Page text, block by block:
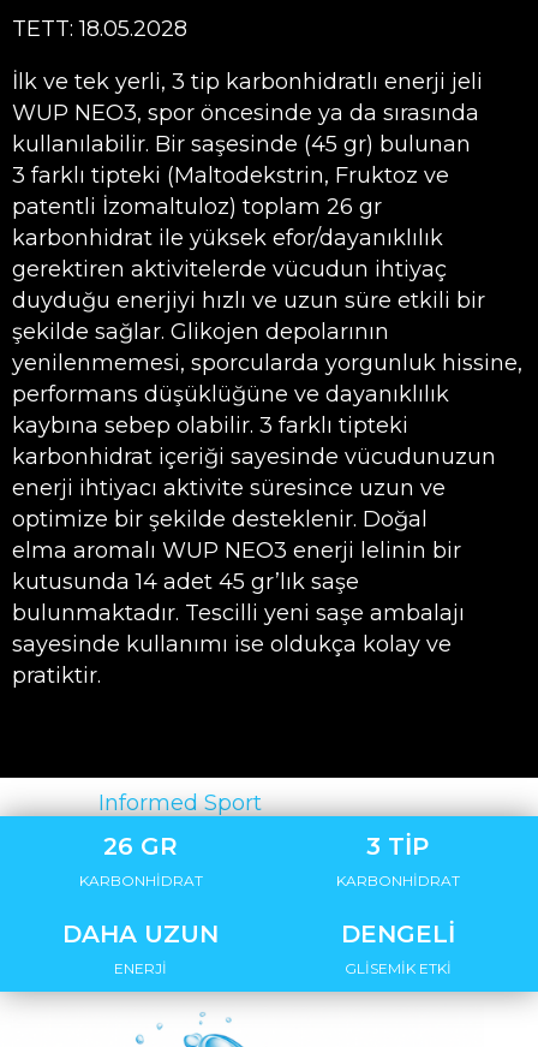
TETT: 18.05.2028
İlk ve tek yerli, 3 tip karbonhidratlı enerji jeli
WUP NEO3, spor öncesinde ya da sırasında
kullanılabilir. Bir saşesinde (45 gr) bulunan
3 farklı tipteki (Maltodekstrin, Fruktoz ve
patentli İzomaltuloz) toplam 26 gr
karbonhidrat ile yüksek efor/dayanıklılık
gerektiren aktivitelerde vücudun ihtiyaç
duyduğu enerjiyi hızlı ve uzun süre etkili bir
şekilde sağlar. Glikojen depolarının
yenilenmemesi, sporcularda yorgunluk hissine,
performans düşüklüğüne ve dayanıklılık
kaybına sebep olabilir. 3 farklı tipteki
karbonhidrat içeriği sayesinde vücudunuzun
enerji ihtiyacı aktivite süresince uzun ve
optimize bir şekilde desteklenir. Doğal
elma aromalı WUP NEO3 enerji lelinin bir
kutusunda 14 adet 45 gr’lık saşe
bulunmaktadır. Tescilli yeni saşe ambalajı
sayesinde kullanımı ise oldukça kolay ve
pratiktir.
Sertifika:Informed Sport
26 GR
KARBONHİDRAT
3 TİP
KARBONHİDRAT
DAHA UZUN
ENERJİ
DENGELİ
GLİSEMİK ETKİ